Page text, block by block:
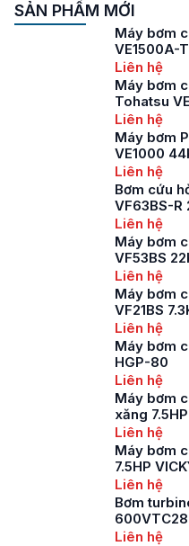
SẢN PHẨM MỚI
Máy bơm
VE1500A-
Liên hệ
Máy bơm
Tohatsu
Liên hệ
Máy bơm
VE1000
Liên hệ
Bơm cứu
VF63BS-R
Liên hệ
Máy bơm
VF53BS
Liên hệ
Máy bơm
VF21BS
Liên hệ
Máy bơm
HGP-80
Liên hệ
Máy bơm
xăng
Liên hệ
Máy bơm
7.5HP
Liên hệ
Bơm
Liên hệ